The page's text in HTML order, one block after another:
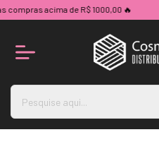
acima de R$ 1000,00 🔥